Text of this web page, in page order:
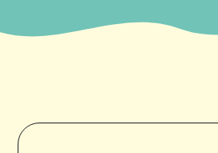
différence !